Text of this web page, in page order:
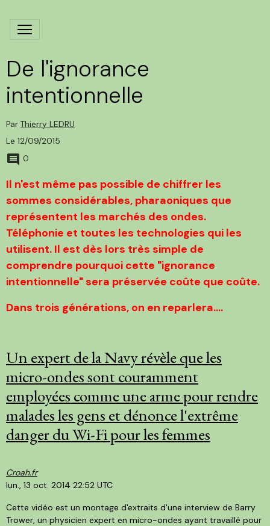
De l'ignorance
intentionnelle
Par Thierry LEDRU
Le 12/09/2015
0
Il n'est même pas possible de chiffrer les
sommes considérables, pharaoniques que
représentent les marchés des ondes.
Téléphonie et toutes les technologies qui les
utilisent. Il est dès lors très simple de
comprendre pourquoi cette "ignorance
intentionnelle" sera préservée coûte que coûte.
Dans trois générations, on en reparlera....
Un expert de la Navy révèle que les
micro-ondes sont couramment
employées comme une arme pour rendre
malades les gens et dénonce l'extrême
danger du Wi-Fi pour les femmes
Croah.fr
lun., 13 oct. 2014 22:52 UTC
Cette vidéo est un montage d'extraits d'une interview de Barry
Trower, un physicien expert en micro-ondes ayant travaillé pour